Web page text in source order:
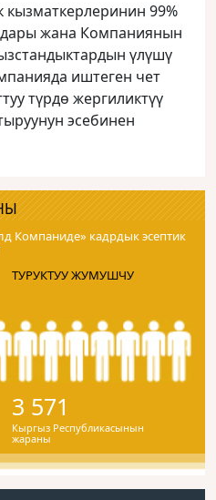
99%
жана Компаниянын
үлүшү
иштеген чет
түрдө жергиликтүү
эсебинен
Компаниде» кадрдык эсептик
ТУРУКТУУ ЖУМУШЧУ
3 571
Кыргыз Республикасынын
жараны